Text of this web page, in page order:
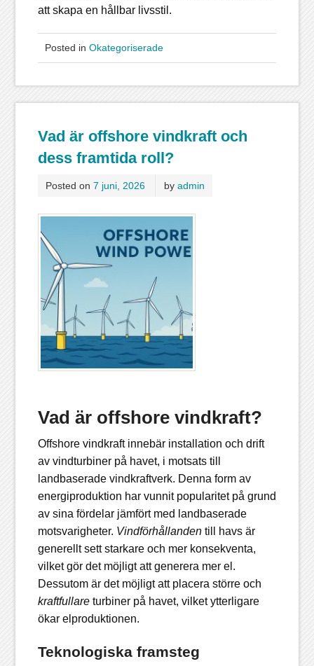
att skapa en hållbar livsstil.
Posted in Okategoriserade
Vad är offshore vindkraft och
dess framtida roll?
Posted on 7 juni, 2026 by admin
Vad är offshore vindkraft?
Offshore vindkraft innebär installation och drift
av vindturbiner på havet, i motsats till
landbaserade vindkraftverk. Denna form av
energiproduktion har vunnit popularitet på grund
av sina fördelar jämfört med landbaserade
motsvarigheter. Vindförhållandentill havs är
generellt sett starkare och mer konsekventa,
vilket gör det möjligt att generera mer el.
Dessutom är det möjligt att placera större och
kraftfullareturbiner på havet, vilket ytterligare
ökar elproduktionen.
Teknologiska framsteg